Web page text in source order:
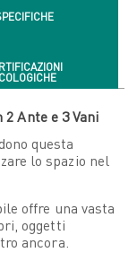
Ante e 3 Vani
questa
lo spazio nel
offre una vasta
oggetti
ancora.